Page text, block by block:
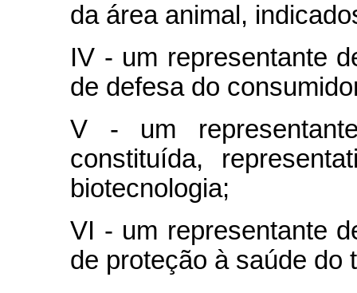
da área animal,
IV - um representante
de defesa do
V - um
constituída,
biotecnologia;
VI - um representante
de proteção à saúde do